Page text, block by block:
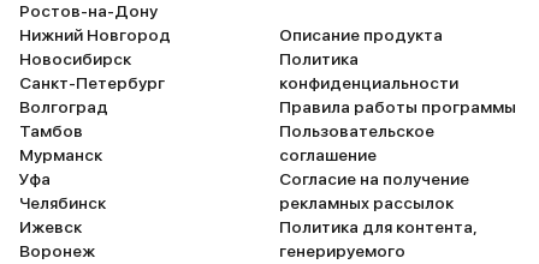
кресла тоже не тесные,
упираются. Ездит
разгоняется быстро.
мягкая, не жесткая – в
Бензин расходует в
нормы: по городу 9-10,
городом не больше 7
сильным морозам
случилось, ничего про
скажу.
Ростов-на-Дону
Нижний Новгород
Новосибирск
Санкт-Петербург
Волгоград
Тамбов
Мурманск
Уфа
Челябинск
Ижевск
Воронеж
Описание продукта
Политика
конфиденциальности
Правила работы программы
Пользовательское
соглашение
Согласие на получение
рекламных рассылок
Политика для контента,
генерируемого